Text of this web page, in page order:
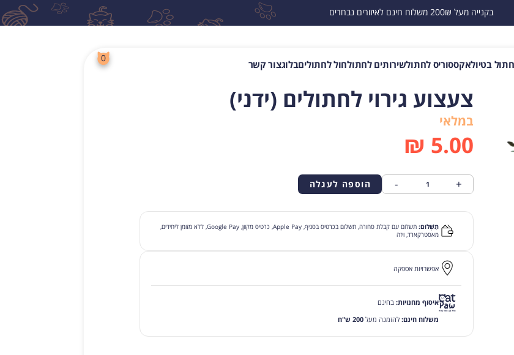
בקנייה מעל 200₪ משלוח חינם לאיזורים נבחרים
בטיולאקססוריס לחתולשירותים לחתולחול לחתוליםבלוגצור קשר
0
צעצוע גירוי לחתולים (ידני)
במלאי
₪ 5.00
+
- הוספה לעגלה
תַשְׁלוּם:
תשלום עם קבלת סחורה, תשלום בכרטיס בסניף, Apple Pay, כרטיס מקוון, Google Pay, ללא מזומן ליחידים,
מאסטרקארד, ויזה
אפשרויות אספקה
איסוף מחנויות:בחינם
משלוח חינם:להזמנה מעל 200 ש"ח